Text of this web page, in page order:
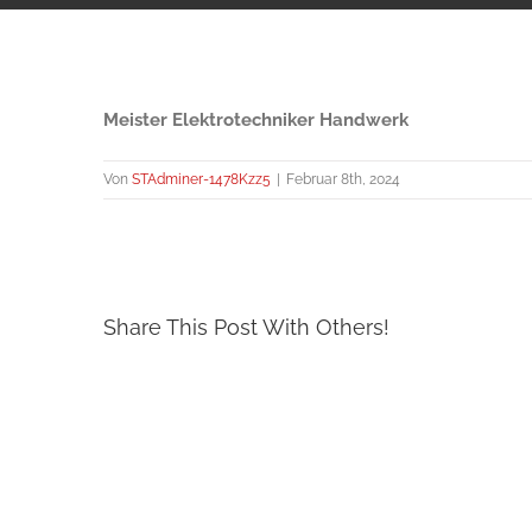
Meister Elektrotechniker Handwerk
Von STAdminer-1478Kzz5 Februar 8th, 2024
Share This Post With Others!